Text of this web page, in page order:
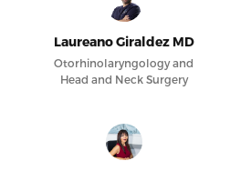
Laureano Giraldez MD
Otorhinolaryngology and
Head and Neck Surgery